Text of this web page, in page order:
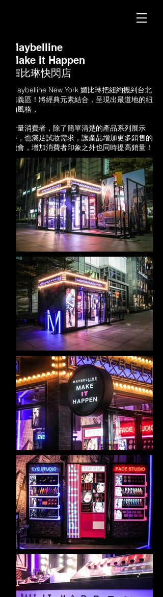
Maybelline
Make it Happen
媚比琳快閃店
Ｍaybelline New York 媚比琳把紐約搬到台北
信義區！將經典元素結合，呈現出最道地的紐
約風格，
考量消費者，除了簡單清楚的產品系列展示
外，也滿足試妝需求，讓產品增加更多銷售的
機會，增加消費者印象之外也同時提高銷量！